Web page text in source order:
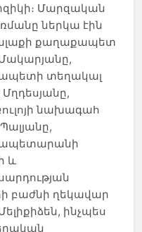
Մարզական
ներկա էին
քաղաքապետ
տեղակալ
նախագահ
և
բաժնի ղեկավար
ինչպես